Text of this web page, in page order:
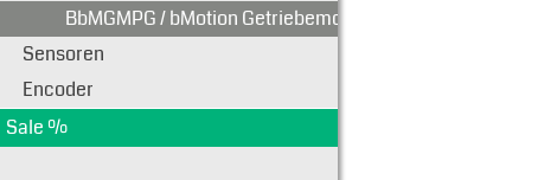
BbMGMPG / bMotion Getriebemotoren mit Planetengetriebe
Sensoren
Encoder
Sale %